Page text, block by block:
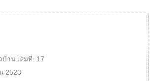
บ้าน เล่มที่: 17
2523